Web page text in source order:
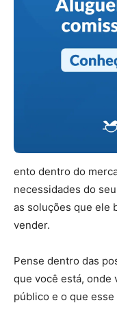
ento dentro do
necessidades do
as soluções que ele
vender.
Pense dentro das
que você está, onde
público e o que